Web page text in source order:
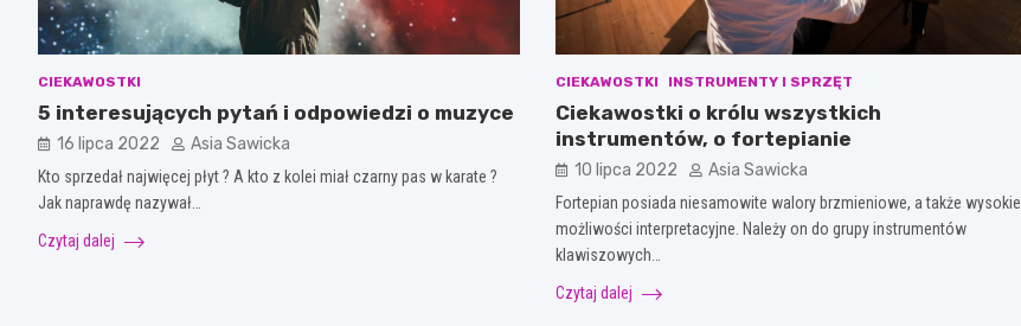
CIEKAWOSTKI
5 interesujących pytań i odpowiedzi o muzyce
16 lipca 2022 Asia Sawicka
Kto sprzedał najwięcej płyt ? A kto z kolei miał czarny pas w karate ?
Jak naprawdę nazywał…
Czytaj dalej
CIEKAWOSTKI INSTRUMENTY I SPRZĘT
Ciekawostki o królu wszystkich
instrumentów, o fortepianie
10 lipca 2022 Asia Sawicka
Fortepian posiada niesamowite walory brzmieniowe, a także wysokie
możliwości interpretacyjne. Należy on do grupy instrumentów
klawiszowych…
Czytaj dalej